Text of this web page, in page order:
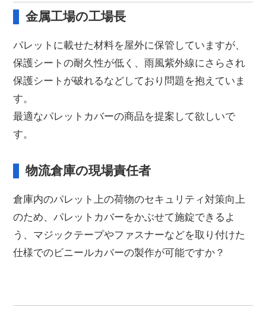
金属工場の工場長
パレットに載せた材料を屋外に保管していますが、
保護シートの耐久性が低く、雨風紫外線にさらされ
保護シートが破れるなどしており問題を抱えていま
す。
最適なパレットカバーの商品を提案して欲しいで
す。
物流倉庫の現場責任者
倉庫内のパレット上の荷物のセキュリティ対策向上
のため、パレットカバーをかぶせて施錠できるよ
う、マジックテープやファスナーなどを取り付けた
仕様でのビニールカバーの製作が可能ですか？